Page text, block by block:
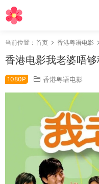
当前位置： 首页 香港粤语电影
香港电影我老婆唔
1080P 香港粤语电影